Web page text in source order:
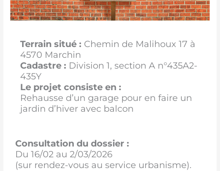
Terrain situé : Chemin de Malihoux 17 à
4570 Marchin
Cadastre : Division 1, section A n°435A2-
435Y
Le projet consiste en :
Rehausse d’un garage pour en faire un
jardin d’hiver avec balcon
Consultation du dossier :
Du 16/02 au 2/03/2026
(sur rendez-vous au service urbanisme).